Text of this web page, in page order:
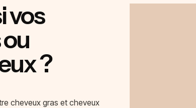
vos
?
cheveux gras et cheveux